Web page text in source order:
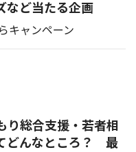
など当たる企画
キャンペーン
り総合支援・若者相
どんなところ？ 最